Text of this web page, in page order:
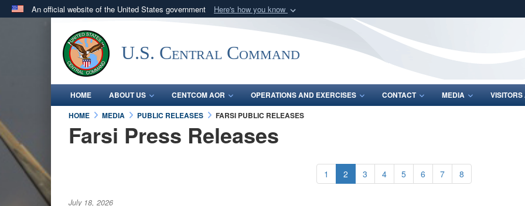
An official website of the United States government Here's how you know
.milwebsite belongs to an official U.S. Department of Defense organization
in the United States.
Share sensitive
U.S. Central Command
HOME ABOUT US CENTCOM AOR OPERATIONS AND EXERCISES CONTACT MEDIA
HOME
MEDIA PUBLIC RELEASES FARSI PUBLIC RELEASES
Farsi Press Releases
1 2 3 4 5 6 7 8
July 18, 2026